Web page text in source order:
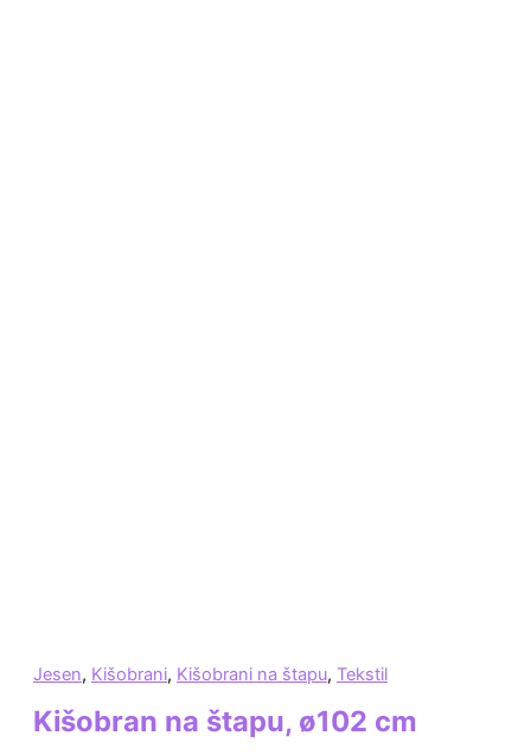
Jesen, Kišobrani, Kišobrani na štapu, Tekstil
Kišobran na štapu, ø102 cm